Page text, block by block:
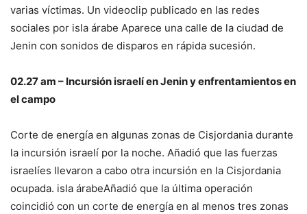
varias víctimas. Un videoclip publicado en las redes
sociales por isla árabe Aparece una calle de la ciudad de
Jenin con sonidos de disparos en rápida sucesión.
02.27 am – Incursión israelí en Jenin y enfrentamientos en
el campo
Corte de energía en algunas zonas de Cisjordania durante
la incursión israelí por la noche. Añadió que las fuerzas
israelíes llevaron a cabo otra incursión en la Cisjordania
ocupada. isla árabeAñadió que la última operación
coincidió con un corte de energía en al menos tres zonas